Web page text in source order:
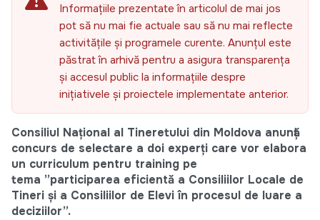
Informațiile prezentate în articolul de mai jos
pot să nu mai fie actuale sau să nu mai reflecte
activitățile și programele curente. Anunțul este
păstrat în arhivă pentru a asigura transparența
și accesul public la informațiile despre
inițiativele și proiectele implementate anterior.
Consiliul Național al Tineretului din Moldova anunță
concurs de selectare a doi experți care vor elabora
un curriculum pentru training pe
tema ”participarea eficientă a Consiliilor Locale de
Tineri și a Consiliilor de Elevi în procesul de luare a
deciziilor”.